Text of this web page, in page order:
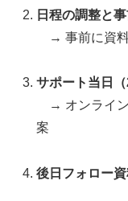
日程の調整と
→ 事前に資料
サポート当日（
→ オンライン
案
後日フォロー資